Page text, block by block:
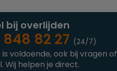
bij overlijden
82 27 (24/7)
voldoende, ook bij vragen of
Wij helpen je direct.